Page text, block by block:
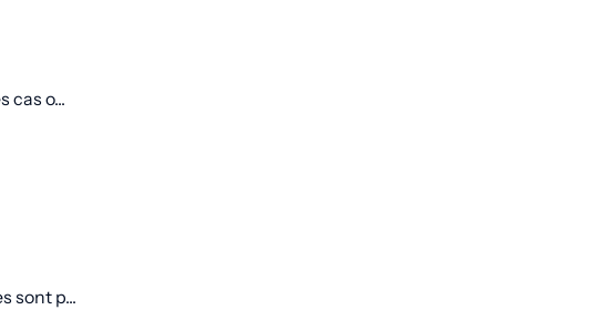
cas o...
sont p...